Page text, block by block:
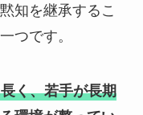
知を継承するこ
つです。
く、若手が長期